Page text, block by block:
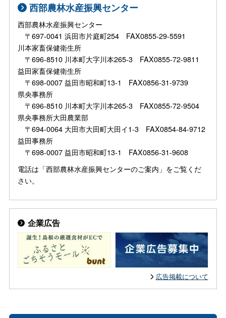
西部農林水産振興センター
西部農林水産振興センター
〒697-0041 浜田市片庭町254 FAX0855-29-5591
川本家畜保健衛生所
〒696-8510 川本町大字川本265-3 FAX0855-72-9811
益田家畜保健衛生所
〒698-0007 益田市昭和町13-1 FAX0856-31-9739
県央事務所
〒696-8510 川本町大字川本265-3 FAX0855-72-9504
県央事務所大田農業部
〒694-0064 大田市大田町大田イ1-3 FAX0854-84-9712
益田事務所
〒698-0007 益田市昭和町13-1 FAX0856-31-9608
電話は「西部農林水産振興センターのご案内」をご覧くだ
さい。
企業広告
広告掲載について